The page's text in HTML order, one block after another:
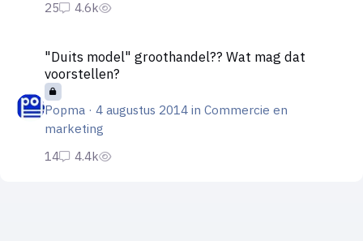
"Duits model" groothandel?? Wat mag dat
voorstellen?
Popma · 4 augustus 2014in Commercie en
marketing